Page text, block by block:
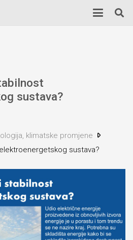
sustava?
klimatske promjene
sustava?